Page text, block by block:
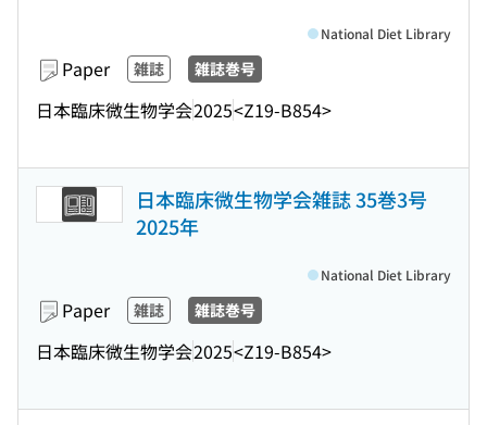
Paper 雑誌 雑誌巻号
日本臨床微生物学会2025<Z19-B854>
National Diet Library
日本臨床微生物学会雑誌 35巻3号
2025年
Paper 雑誌 雑誌巻号
日本臨床微生物学会2025<Z19-B854>
National Diet Library